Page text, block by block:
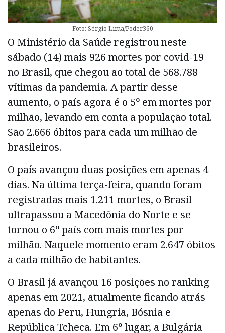
Foto: Sérgio Lima/Poder360
O Ministério da Saúde registrou neste
sábado (14) mais 926 mortes por covid-19
no Brasil, que chegou ao total de 568.788
vítimas da pandemia. A partir desse
aumento, o país agora é o 5º em mortes por
milhão, levando em conta a população total.
São 2.666 óbitos para cada um milhão de
brasileiros.
O país avançou duas posições em apenas 4
dias. Na última terça-feira, quando foram
registradas mais 1.211 mortes, o Brasil
ultrapassou a Macedônia do Norte e se
tornou o 6º país com mais mortes por
milhão. Naquele momento eram 2.647 óbitos
a cada milhão de habitantes.
O Brasil já avançou 16 posições no ranking
apenas em 2021, atualmente ficando atrás
apenas do Peru, Hungria, Bósnia e
República Tcheca. Em 6º lugar, a Bulgária